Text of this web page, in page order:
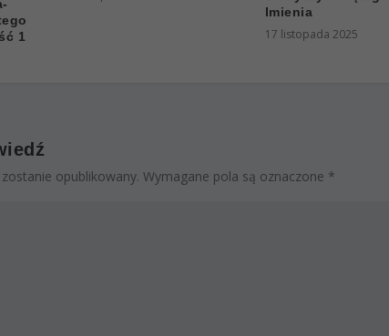
1
Imienia
17 listopada 2025
opublikowany. Wymagane pola są oznaczone *